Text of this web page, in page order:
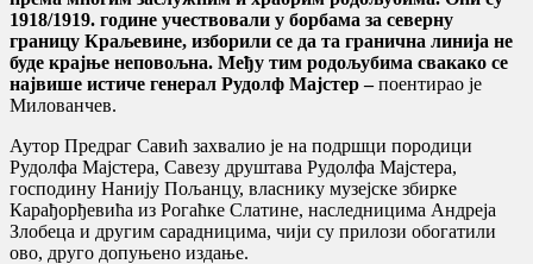
1918/1919. године учествовали у борбама за северну
границу Краљевине, изборили се да та гранична линија не
буде крајње неповољна. Међу тим родољубима свакако се
највише истиче генерал Рудолф Мајстер –поентирао је
Милованчев.
Аутор Предраг Савић захвалио је на подршци породици
Рудолфа Мајстера, Савезу друштава Рудолфа Мајстера,
господину Нанију Пољанцу, власнику музејске збирке
Карађорђевића из Рогаћке Слатине, наследницима Андреја
Злобеца и другим сарадницима, чији су прилози обогатили
ово, друго допуњено издање.